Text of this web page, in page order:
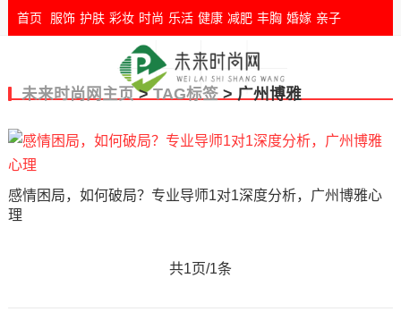
首页 服饰 护肤 彩妆 时尚 乐活 健康 减肥 丰胸 婚嫁 亲子
未来时尚网主页>TAG标签> 广州博雅
感情困局，如何破局？专业导师1对1深度分析，广州博雅心
理
共1页/1条